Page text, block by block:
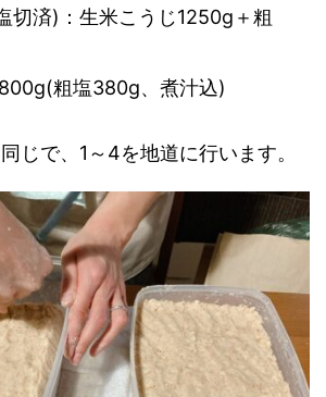
切済)：生米こうじ1250g＋粗
粗塩380g、煮汁込)
じで、1～4を地道に行います。